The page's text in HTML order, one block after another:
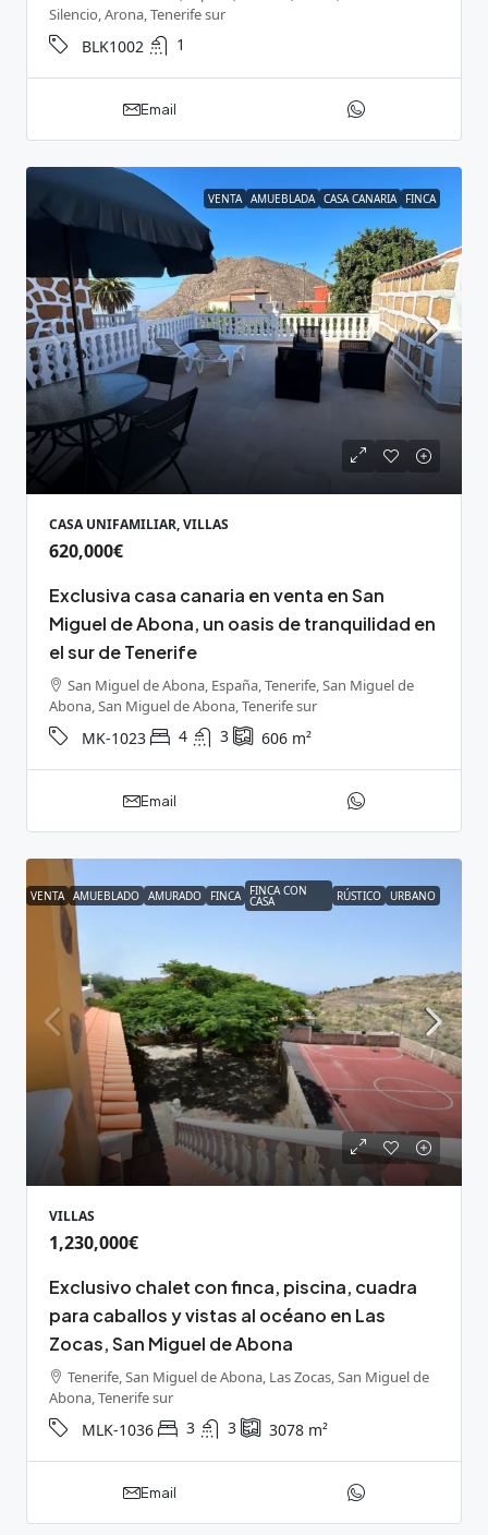
Silencio, Arona, Tenerife sur
BLK1002 1
Email
VENTA AMUEBLADA CASA CANARIA FINCA
CASA UNIFAMILIAR, VILLAS
620,000€
Exclusiva casa canaria en venta en San
Miguel de Abona, un oasis de tranquilidad en
el sur de Tenerife
San Miguel de Abona, España, Tenerife, San Miguel de
Abona, San Miguel de Abona, Tenerife sur
MK-1023 4 3 606 m²
Email
VENTA AMUEBLADO AMURADO FINCA FINCA CON
CASA RÚSTICO URBANO
VILLAS
1,230,000€
Exclusivo chalet con finca, piscina, cuadra
para caballos y vistas al océano en Las
Zocas, San Miguel de Abona
Tenerife, San Miguel de Abona, Las Zocas, San Miguel de
Abona, Tenerife sur
MLK-1036 3 3 3078 m²
Email